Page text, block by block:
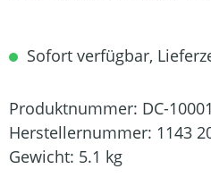
Sofort verfügbar,
Produktnummer: DC-
Herstellernummer: 1143
Gewicht: 5.1 kg